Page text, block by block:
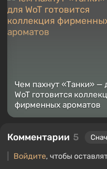
связанных с видеоиграми. Я
сувениры, включая фигурки,
многое другое. У меня есть
играю с начала 2000-х на PC
Чем пахнут «Танки» —
WoT готовится
фирменных ароматов
Комментарии 5
Войдите, чтобы